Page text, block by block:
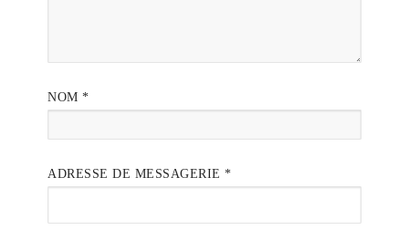
NOM *
ADRESSE DE MESSAGERIE *